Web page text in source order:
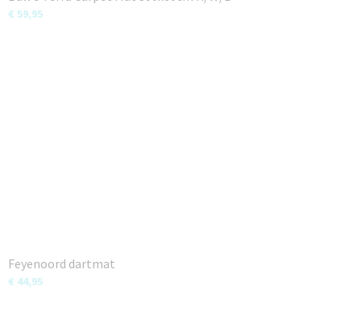
€ 59,95
Feyenoord dartmat
€ 44,95